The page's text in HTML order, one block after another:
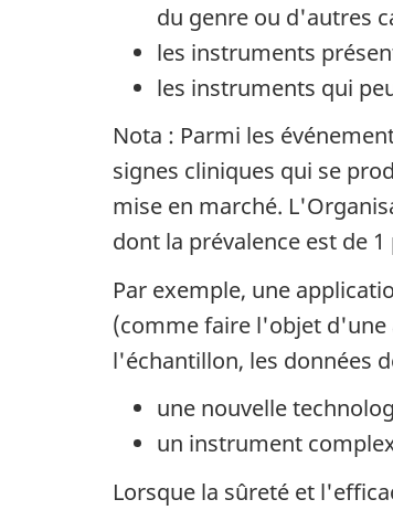
du genre ou d'autres
les instruments
les instruments qui
Nota : Parmi les
signes cliniques qui se
mise en marché.
dont la prévalence est de
Par exemple, une
(comme faire l'objet d'une
l'échantillon, les données
une nouvelle
un instrument
Lorsque la sûreté et